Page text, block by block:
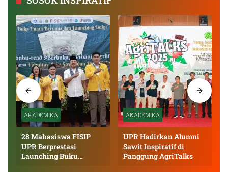
AKADEMIKA
28 Mahasiswa FISIP
UPR Berprestasi
Launching Buku
AKADEMIKA
UPR Hadirkan Alumni
Sawit Inspiratif di
Panggung AgriTalks